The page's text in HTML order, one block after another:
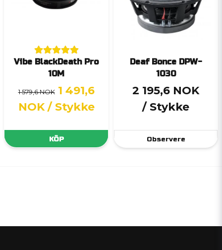
Vibe BlackDeath Pro
10M
1 579,6 NOK 1 491,6
NOK / Stykke
KÖP
Deaf Bonce DPW-
1030
2 195,6 NOK
/ Stykke
Observere